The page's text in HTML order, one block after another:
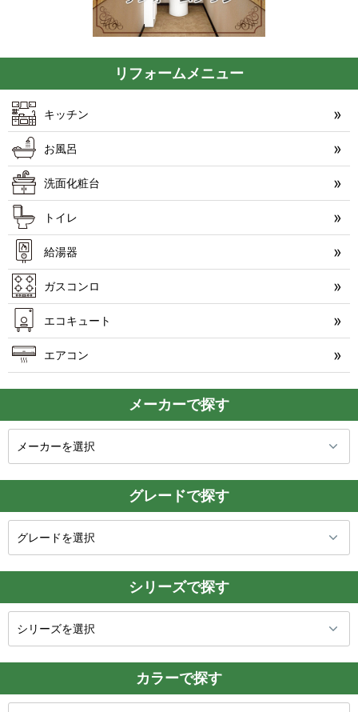
リフォームメニュー
キッチン
お風呂
洗面化粧台
トイレ
給湯器
ガスコンロ
エコキュート
エアコン
メーカーで探す
グレードで探す
シリーズで探す
カラーで探す